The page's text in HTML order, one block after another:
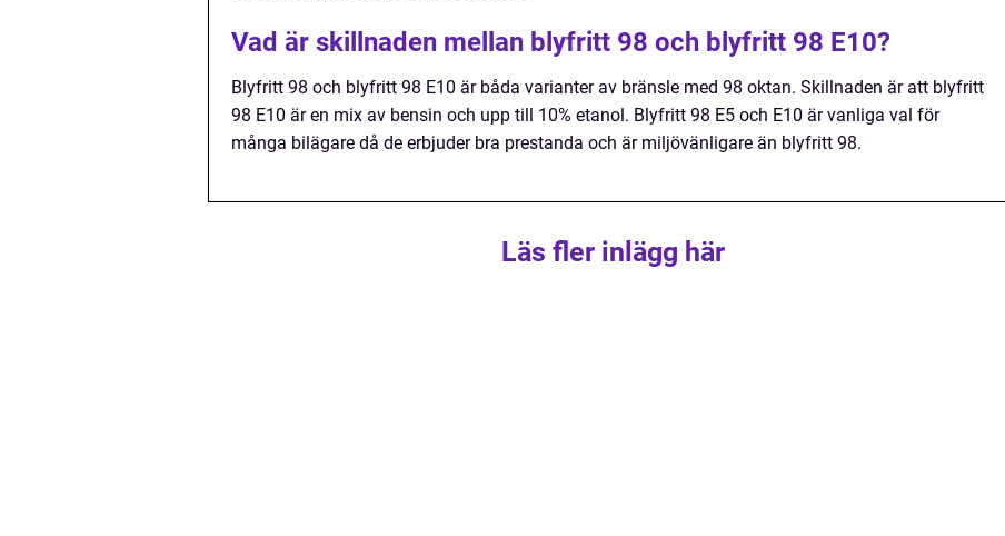
Vad är skillnaden mellan blyfritt 98 och blyfritt 98 E10?
Blyfritt 98 och blyfritt 98 E10 är båda varianter av bränsle med 98 oktan. Skillnaden är att blyfritt
98 E10 är en mix av bensin och upp till 10% etanol. Blyfritt 98 E5 och E10 är vanliga val för
många bilägare då de erbjuder bra prestanda och är miljövänligare än blyfritt 98.
Läs fler inlägg här